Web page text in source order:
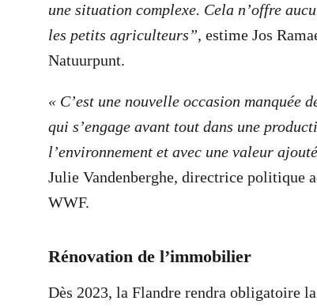
une situation complexe. Cela n’offre
les petits agriculteurs”, estime Jos
Natuurpunt.
« C’est une nouvelle occasion manquée
qui s’engage avant tout dans une
l’environnement et avec une valeur
Julie Vandenberghe, directrice politique
WWF.
Rénovation de l’immobilier
Dès 2023, la Flandre rendra obligatoire